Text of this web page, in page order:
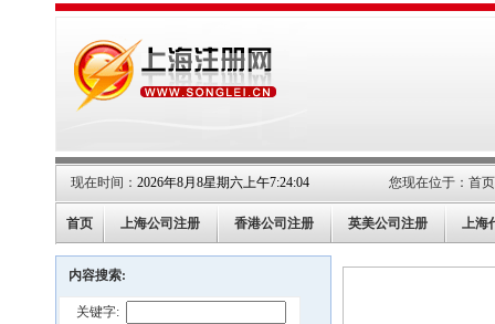
现在时间： 2026年8月8星期六上午7:24:04 您现在位于： 首页
首页 上海公司注册 香港公司注册 英美公司注册 上海
内容搜索:
关键字: